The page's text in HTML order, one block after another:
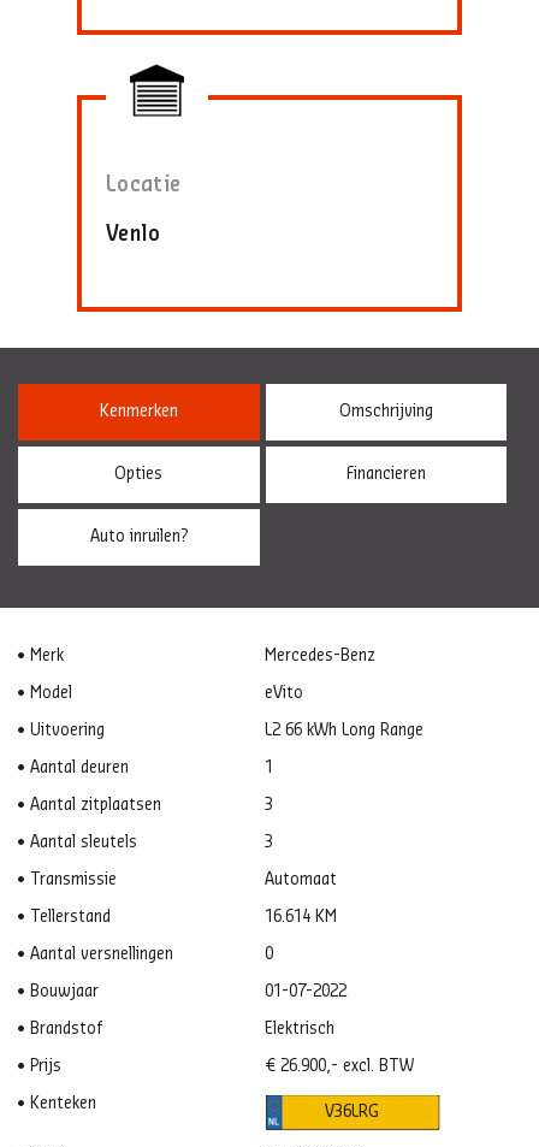
Locatie
Venlo
Kenmerken Omschrijving
Opties Financieren
Auto inruilen?
Merk Mercedes-Benz
Model eVito
Uitvoering L2 66 kWh Long Range
Aantal deuren 1
Aantal zitplaatsen 3
Aantal sleutels 3
Transmissie Automaat
Tellerstand 16.614 KM
Aantal versnellingen 0
Bouwjaar 01-07-2022
Brandstof Elektrisch
Prijs € 26.900,- excl. BTW
Kenteken V36LRG